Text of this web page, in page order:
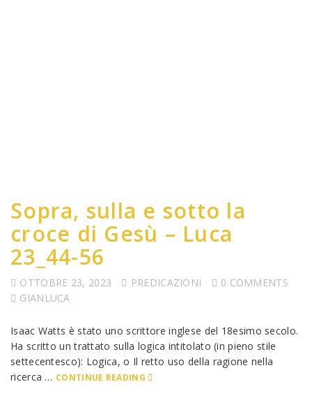
Sopra, sulla e sotto la
croce di Gesù – Luca
23_44-56
OTTOBRE 23, 2023 PREDICAZIONI
0 COMMENTS
GIANLUCA
Isaac Watts è stato uno scrittore inglese del 18esimo secolo.
Ha scritto un trattato sulla logica intitolato (in pieno stile
settecentesco): Logica, o Il retto uso della ragione nella
ricerca … CONTINUE READING